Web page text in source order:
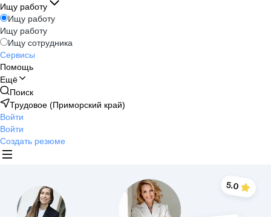
Ищу работу
Ищу работу
Ищу работу
Ищу сотрудника
Сервисы
Помощь
Ещё
Поиск
Трудовое (Приморский край)
Войти
Войти
Создать резюме